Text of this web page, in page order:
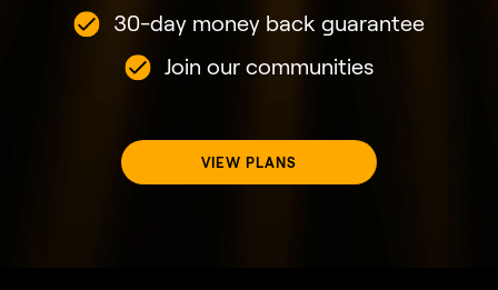
30-day money back guarantee
Join our communities
VIEW PLANS